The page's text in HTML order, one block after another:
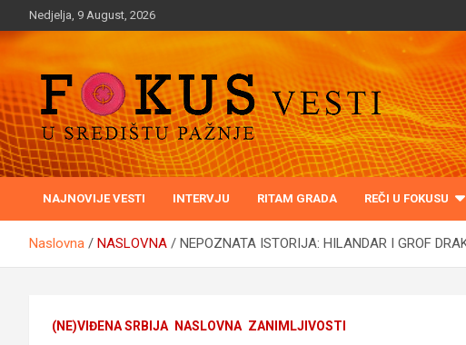
to
Nedjelja, 9 August, 2026
Fokusvesti
U središtu pažnje
NAJNOVIJE VESTI INTERVJU RITAM GRADA REČI U FOKUSU
Naslovna NASLOVNA NEPOZNATA ISTORIJA: HILANDAR I GROF
(NE)VIĐENA SRBIJA NASLOVNA ZANIMLJIVOSTI